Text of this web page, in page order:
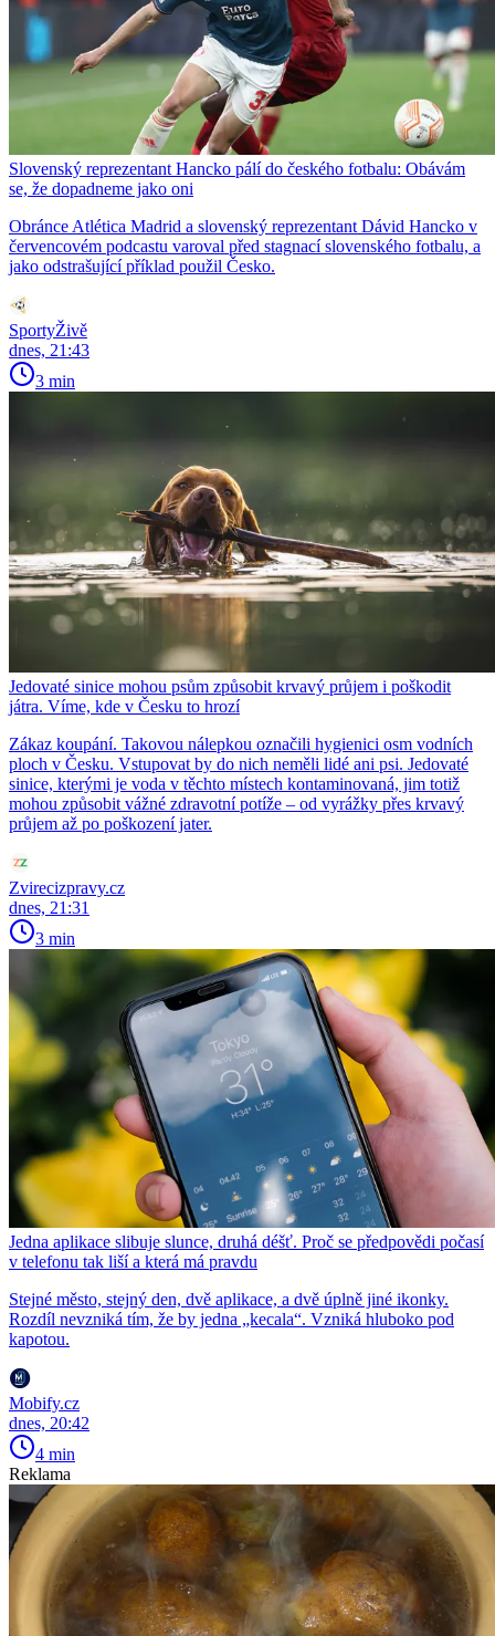
Slovenský reprezentant Hancko pálí do českého fotbalu: Obávám
se, že dopadneme jako oni
Obránce Atlética Madrid a slovenský reprezentant Dávid Hancko v
červencovém podcastu varoval před stagnací slovenského fotbalu, a
jako odstrašující příklad použil Česko.
SportyŽivě
dnes, 21:43
3 min
Jedovaté sinice mohou psům způsobit krvavý průjem i poškodit
játra. Víme, kde v Česku to hrozí
Zákaz koupání. Takovou nálepkou označili hygienici osm vodních
ploch v Česku. Vstupovat by do nich neměli lidé ani psi. Jedovaté
sinice, kterými je voda v těchto místech kontaminovaná, jim totiž
mohou způsobit vážné zdravotní potíže – od vyrážky přes krvavý
průjem až po poškození jater.
Zvirecizpravy.cz
dnes, 21:31
3 min
Jedna aplikace slibuje slunce, druhá déšť. Proč se předpovědi počasí
v telefonu tak liší a která má pravdu
Stejné město, stejný den, dvě aplikace, a dvě úplně jiné ikonky.
Rozdíl nevzniká tím, že by jedna „kecala“. Vzniká hluboko pod
kapotou.
Mobify.cz
dnes, 20:42
4 min
Reklama